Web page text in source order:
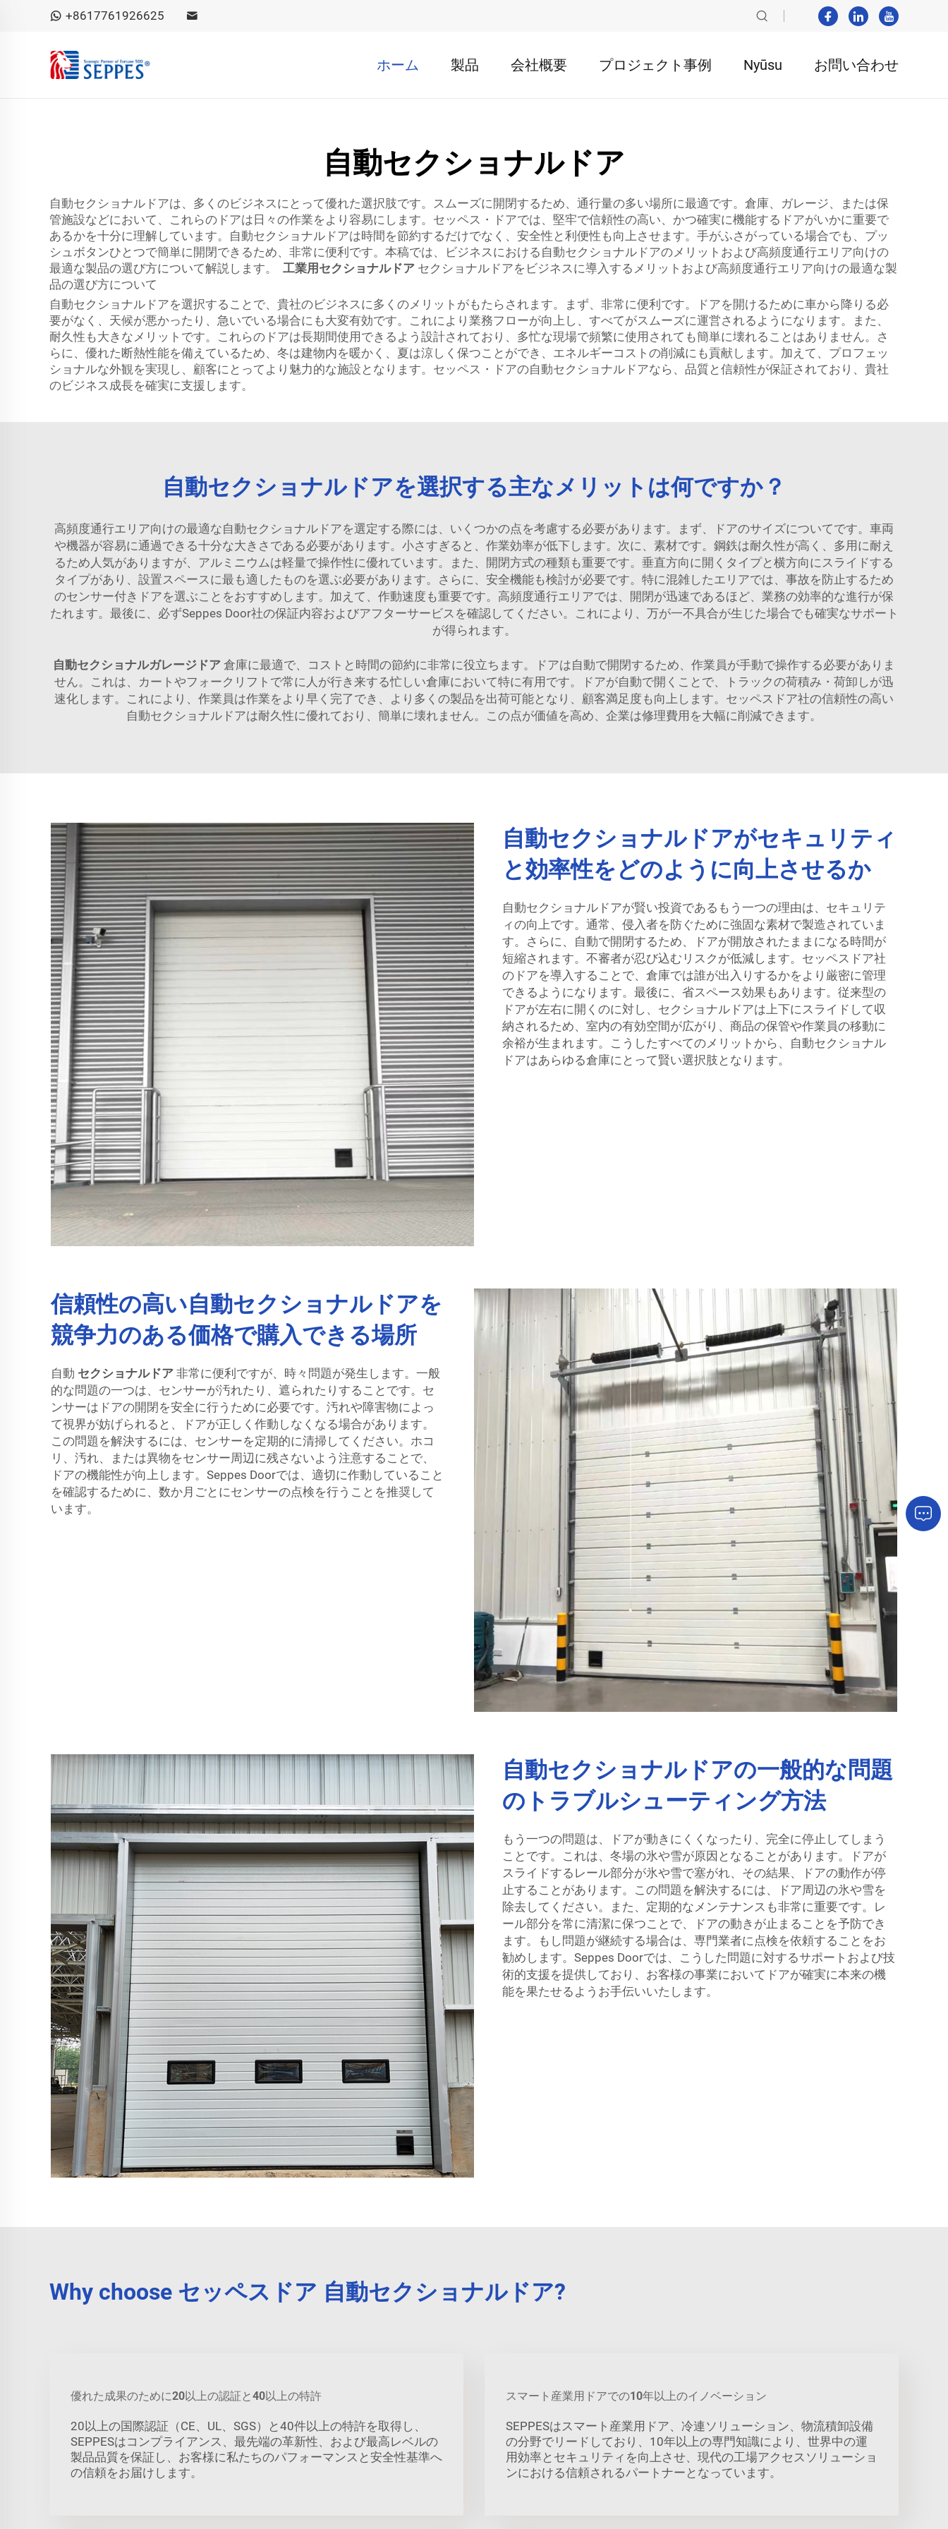
+8617761926625
ホーム 製品 会社概要 プロジェクト事例 Nyūsu お問い合わせ
自動セクショナルドア
自動セクショナルドアは、多くのビジネスにとって優れた選択肢です。スムーズに開閉するため、通行量の多い場所に最適です。倉庫、ガレージ、または保
管施設などにおいて、これらのドアは日々の作業をより容易にします。セッペス・ドアでは、堅牢で信頼性の高い、かつ確実に機能するドアがいかに重要で
あるかを十分に理解しています。自動セクショナルドアは時間を節約するだけでなく、安全性と利便性も向上させます。手がふさがっている場合でも、プッ
シュボタンひとつで簡単に開閉できるため、非常に便利です。本稿では、ビジネスにおける自動セクショナルドアのメリットおよび高頻度通行エリア向けの
最適な製品の選び方について解説します。
工業用セクショナルドア セクショナルドアをビジネスに導入するメリットおよび高頻度通行エリア向けの最適な製
品の選び方について
自動セクショナルドアを選択することで、貴社のビジネスに多くのメリットがもたらされます。まず、非常に便利です。ドアを開けるために車から降りる必
要がなく、天候が悪かったり、急いでいる場合にも大変有効です。これにより業務フローが向上し、すべてがスムーズに運営されるようになります。また、
耐久性も大きなメリットです。これらのドアは長期間使用できるよう設計されており、多忙な現場で頻繁に使用されても簡単に壊れることはありません。さ
らに、優れた断熱性能を備えているため、冬は建物内を暖かく、夏は涼しく保つことができ、エネルギーコストの削減にも貢献します。加えて、プロフェッ
ショナルな外観を実現し、顧客にとってより魅力的な施設となります。セッペス・ドアの自動セクショナルドアなら、品質と信頼性が保証されており、貴社
のビジネス成長を確実に支援します。
自動セクショナルドアを選択する主なメリットは何ですか？
高頻度通行エリア向けの最適な自動セクショナルドアを選定する際には、いくつかの点を考慮する必要があります。まず、ドアのサイズについてです。車両
や機器が容易に通過できる十分な大きさである必要があります。小さすぎると、作業効率が低下します。次に、素材です。鋼鉄は耐久性が高く、多用に耐え
るため人気がありますが、アルミニウムは軽量で操作性に優れています。また、開閉方式の種類も重要です。垂直方向に開くタイプと横方向にスライドする
タイプがあり、設置スペースに最も適したものを選ぶ必要があります。さらに、安全機能も検討が必要です。特に混雑したエリアでは、事故を防止するため
のセンサー付きドアを選ぶことをおすすめします。加えて、作動速度も重要です。高頻度通行エリアでは、開閉が迅速であるほど、業務の効率的な進行が保
たれます。最後に、必ずSeppes Door社の保証内容およびアフターサービスを確認してください。これにより、万が一不具合が生じた場合でも確実なサポート
が得られます。
自動セクショナルガレージドア 倉庫に最適で、コストと時間の節約に非常に役立ちます。ドアは自動で開閉するため、作業員が手動で操作する必要がありま
せん。これは、カートやフォークリフトで常に人が行き来する忙しい倉庫において特に有用です。ドアが自動で開くことで、トラックの荷積み・荷卸しが迅
速化します。これにより、作業員は作業をより早く完了でき、より多くの製品を出荷可能となり、顧客満足度も向上します。セッペスドア社の信頼性の高い
自動セクショナルドアは耐久性に優れており、簡単に壊れません。この点が価値を高め、企業は修理費用を大幅に削減できます。
自動セクショナルドアがセキュリティ
と効率性をどのように向上させるか
自動セクショナルドアが賢い投資であるもう一つの理由は、セキュリテ
ィの向上です。通常、侵入者を防ぐために強固な素材で製造されていま
す。さらに、自動で開閉するため、ドアが開放されたままになる時間が
短縮されます。不審者が忍び込むリスクが低減します。セッペスドア社
のドアを導入することで、倉庫では誰が出入りするかをより厳密に管理
できるようになります。最後に、省スペース効果もあります。従来型の
ドアが左右に開くのに対し、セクショナルドアは上下にスライドして収
納されるため、室内の有効空間が広がり、商品の保管や作業員の移動に
余裕が生まれます。こうしたすべてのメリットから、自動セクショナル
ドアはあらゆる倉庫にとって賢い選択肢となります。
信頼性の高い自動セクショナルドアを
競争力のある価格で購入できる場所
自動 セクショナルドア 非常に便利ですが、時々問題が発生します。一般
的な問題の一つは、センサーが汚れたり、遮られたりすることです。セ
ンサーはドアの開閉を安全に行うために必要です。汚れや障害物によっ
て視界が妨げられると、ドアが正しく作動しなくなる場合があります。
この問題を解決するには、センサーを定期的に清掃してください。ホコ
リ、汚れ、または異物をセンサー周辺に残さないよう注意することで、
ドアの機能性が向上します。Seppes Doorでは、適切に作動していること
を確認するために、数か月ごとにセンサーの点検を行うことを推奨して
います。
自動セクショナルドアの一般的な問題
のトラブルシューティング方法
もう一つの問題は、ドアが動きにくくなったり、完全に停止してしまう
ことです。これは、冬場の氷や雪が原因となることがあります。ドアが
スライドするレール部分が氷や雪で塞がれ、その結果、ドアの動作が停
止することがあります。この問題を解決するには、ドア周辺の氷や雪を
除去してください。また、定期的なメンテナンスも非常に重要です。レ
ール部分を常に清潔に保つことで、ドアの動きが止まることを予防でき
ます。もし問題が継続する場合は、専門業者に点検を依頼することをお
勧めします。Seppes Doorでは、こうした問題に対するサポートおよび技
術的支援を提供しており、お客様の事業においてドアが確実に本来の機
能を果たせるようお手伝いいたします。
Why choose セッペスドア 自動セクショナルドア?
優れた成果のために20以上の認証と40以上の特許
20以上の国際認証（CE、UL、SGS）と40件以上の特許を取得し、
SEPPESはコンプライアンス、最先端の革新性、および最高レベルの
製品品質を保証し、お客様に私たちのパフォーマンスと安全性基準へ
の信頼をお届けします。
スマート産業用ドアでの10年以上のイノベーション
SEPPESはスマート産業用ドア、冷連ソリューション、物流積卸設備
の分野でリードしており、10年以上の専門知識により、世界中の運
用効率とセキュリティを向上させ、現代の工場アクセスソリューショ
ンにおける信頼されるパートナーとなっています。